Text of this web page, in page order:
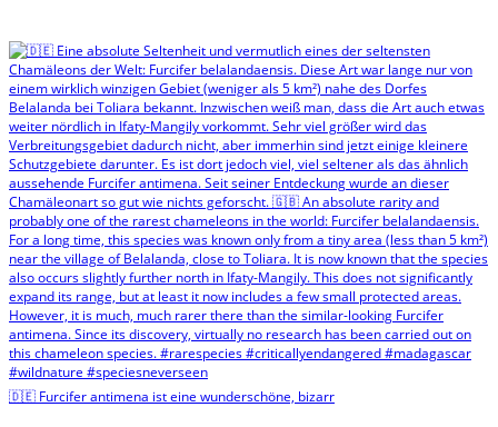
🇩🇪 Furcifer antimena ist eine wunderschöne, bizarr